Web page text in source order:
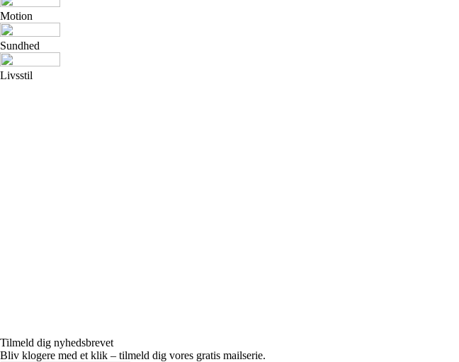
Motion
Sundhed
Livsstil
Tilmeld dig nyhedsbrevet
Bliv klogere med et klik – tilmeld dig vores gratis mailserie.